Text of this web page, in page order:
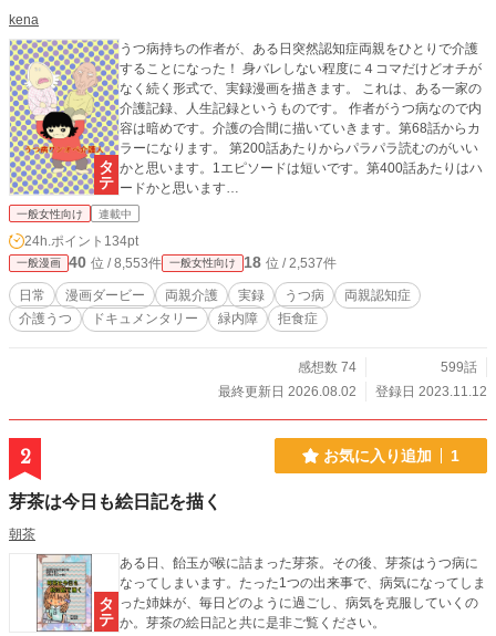
kena
うつ病持ちの作者が、ある日突然認知症両親をひとりで介護
することになった！ 身バレしない程度に４コマだけどオチが
なく続く形式で、実録漫画を描きます。 これは、ある一家の
介護記録、人生記録というものです。 作者がうつ病なので内
容は暗めです。介護の合間に描いていきます。第68話からカ
ラーになります。 第200話あたりからパラパラ読むのがいい
かと思います。1エピソードは短いです。第400話あたりはハ
ードかと思います…
一般女性向け 連載中
24h.ポイント 134pt
一般漫画 40 位 / 8,553件 一般女性向け 18 位 / 2,537件
日常 漫画ダービー 両親介護 実録 うつ病
両親認知症
介護うつ
ドキュメンタリー 緑内障 拒食症
感想数 74
599話
最終更新日 2026.08.02
登録日 2023.11.12
2 お気に入り追加 1
芽茶は今日も絵日記を描く
朝茶
ある日、飴玉が喉に詰まった芽茶。その後、芽茶はうつ病に
なってしまいます。たった1つの出来事で、病気になってしま
った姉妹が、毎日どのように過ごし、病気を克服していくの
か。芽茶の絵日記と共に是非ご覧ください。